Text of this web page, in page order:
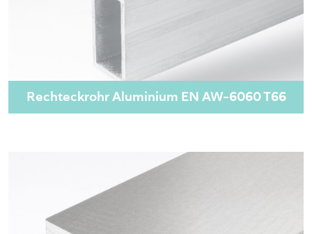
Rechteckrohr Aluminium EN AW-6060 T66